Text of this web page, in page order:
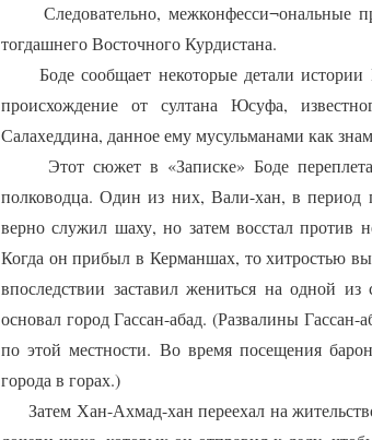
Следовательно, межконфесси¬ональные
тогдашнего Восточного Курдистана.
Боде сообщает некоторые детали истории
происхождение от султана Юсуфа,
Салахеддина, данное ему мусульманами как
Этот сюжет в «Записке» Боде
полководца. Один из них, Вали-хан, в период
верно служил шаху, но затем восстал против
Когда он прибыл в Керманшах, то хитростью
впоследствии заставил жениться на одной
основал город Гассан-абад. (Развалины
по этой местности. Во время посещения
города в горах.)
Затем Хан-Ахмад-хан переехал на